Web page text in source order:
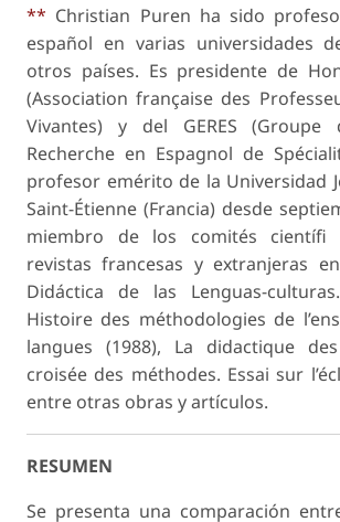
** Christian Puren ha sido
español en varias universidades
otros países. Es presidente de
(Association française des
Vivantes) y del GERES (Groupe
Recherche en Espagnol de
profesor emérito de la Universidad
Saint-Étienne (Francia) desde
miembro de los comités científi
revistas francesas y extranjeras
Didáctica de las Lenguas-
Histoire des méthodologies de
langues (1988), La didactique
croisée des méthodes. Essai sur
entre otras obras y artículos.
RESUMEN
Se presenta una comparación